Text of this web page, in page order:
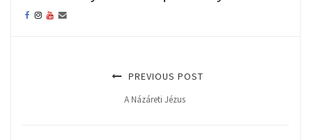
PREVIOUS POST
A Názáreti Jézus